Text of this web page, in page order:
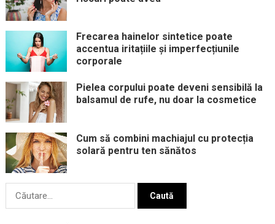
Frecarea hainelor sintetice poate
accentua iritațiile și imperfecțiunile
corporale
Pielea corpului poate deveni sensibilă la
balsamul de rufe, nu doar la cosmetice
Cum să combini machiajul cu protecția
solară pentru ten sănătos
Caută